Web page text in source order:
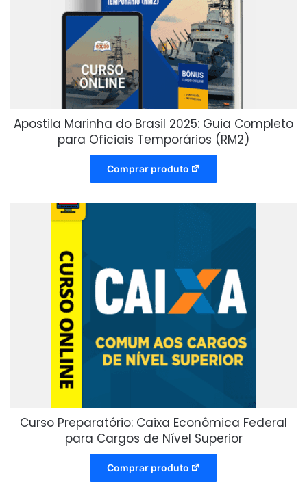
Apostila Marinha do Brasil 2025: Guia Completo
para Oficiais Temporários (RM2)
Comprar produto
Curso Preparatório: Caixa Econômica Federal
para Cargos de Nível Superior
Comprar produto